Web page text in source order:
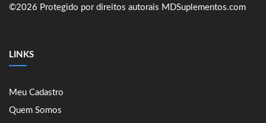
©2026 Protegido por direitos autorais MDSuplementos.com
LINKS
Meu Cadastro
Quem Somos